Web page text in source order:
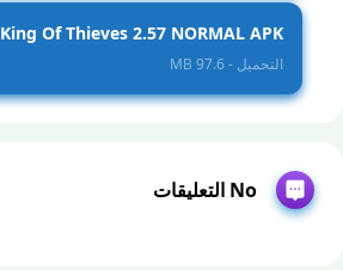
King Of Thieves 2.57 NORMAL APK
التحميل - 97.6 MB
No التعليقات